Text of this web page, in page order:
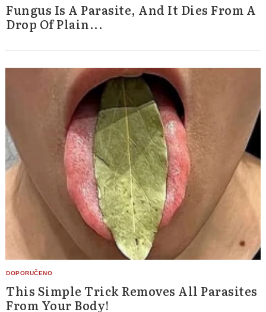
Fungus Is A Parasite, And It Dies From A
Drop Of Plain...
This Simple Trick Removes All Parasites
From Your Body!